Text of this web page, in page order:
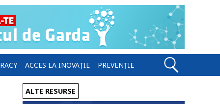
ACCES LA INOVAȚIE PREVENȚIE
ALTE RESURSE